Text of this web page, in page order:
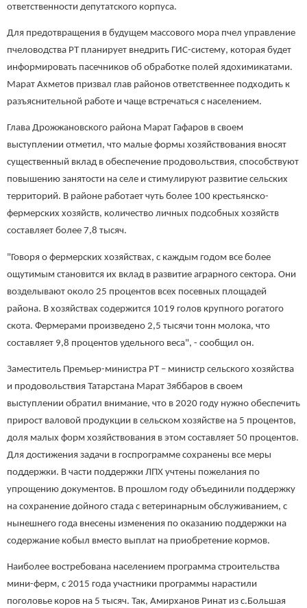
ответственности депутатского корпуса.
Для предотвращения в будущем массового мора пчел управление
пчеловодства РТ планирует внедрить ГИС-систему, которая будет
информировать пасечников об обработке полей ядохимикатами.
Марат Ахметов призвал глав районов ответственнее подходить к
разъяснительной работе и чаще встречаться с населением.
Глава Дрожжановского района Марат Гафаров в своем
выступлении отметил, что малые формы хозяйствования вносят
существенный вклад в обеспечение продовольствия, способствуют
повышению занятости на селе и стимулируют развитие сельских
территорий. В районе работает чуть более 100 крестьянско-
фермерских хозяйств, количество личных подсобных хозяйств
составляет более 7,8 тысяч.
"Говоря о фермерских хозяйствах, с каждым годом все более
ощутимым становится их вклад в развитие аграрного сектора. Они
возделывают около 25 процентов всех посевных площадей
района. В хозяйствах содержится 1019 голов крупного рогатого
скота. Фермерами произведено 2,5 тысячи тонн молока, что
составляет 9,8 процентов удельного веса", - сообщил он.
Заместитель Премьер-министра РТ – министр сельского хозяйства
и продовольствия Татарстана Марат Зяббаров в своем
выступлении обратил внимание, что в 2020 году нужно обеспечить
прирост валовой продукции в сельском хозяйстве на 5 процентов,
доля малых форм хозяйствования в этом составляет 50 процентов.
Для достижения задачи в госпрограмме сохранены все меры
поддержки. В части поддержки ЛПХ учтены пожелания по
упрощению документов. В прошлом году объединили поддержку
на сохранение дойного стада с ветеринарным обслуживанием, с
нынешнего года внесены изменения по оказанию поддержки на
содержание кобыл вместо выплат на приобретение кормов.
Наиболее востребована населением программа строительства
мини-ферм, с 2015 года участники программы нарастили
поголовье коров на 5 тысяч. Так, Амирханов Ринат из с.Большая